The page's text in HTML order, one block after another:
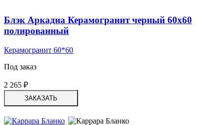
Блэк Аркадиа Керамогранит черный 60х60
полированный
Керамогранит 60*60
Под заказ
2 265 ₽
ЗАКАЗАТЬ